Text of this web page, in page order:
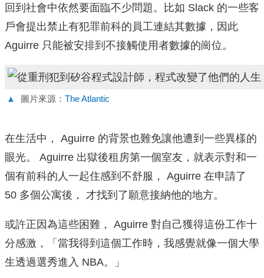
回到社會中依然要面臨不少問題。比如 Slack 的一些客
戶會提出禁止有犯罪前科的員工連結其數據，因此
Aguirre 只能被安排到不接觸使用者數據的崗位。
▲ 圖片來源： The Atlantic
在生活中， Aguirre 的背景也難免讓他遭到一些異樣的
眼光。 Aguirre 出獄後租房第一個室友，就表示對和一
個有前科的人一起住感到不舒服， Aguirre 在申請了
50 多個公寓後， 才找到了願意接納他的地方。
或許正因為這些困難， Aguirre 對自己獲得這份工作十
分感激，「當我得到這個工作時，我感覺就像一個大學
生透過選秀進入 NBA。」